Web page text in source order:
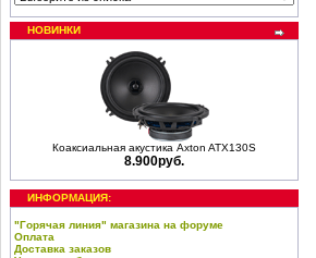
НОВИНКИ
Коаксиальная акустика Axton ATX130S
8.900руб.
ИНФОРМАЦИЯ:
"Горячая линия" магазина на форуме
Оплата
Доставка заказов